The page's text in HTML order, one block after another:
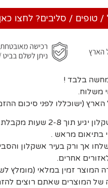
/ טופים / סליבים? לחצו כאן
בלבד !
משלוח.
(ישוכללו לפני סיכום
מקבלת ההזמנה ואישורה.
בתיאום מראש .
אך ורק בעיר אשקלון
אחרים.
המוצר זמין במלאי (מומלץ
של המוצרים שאתם רוצים